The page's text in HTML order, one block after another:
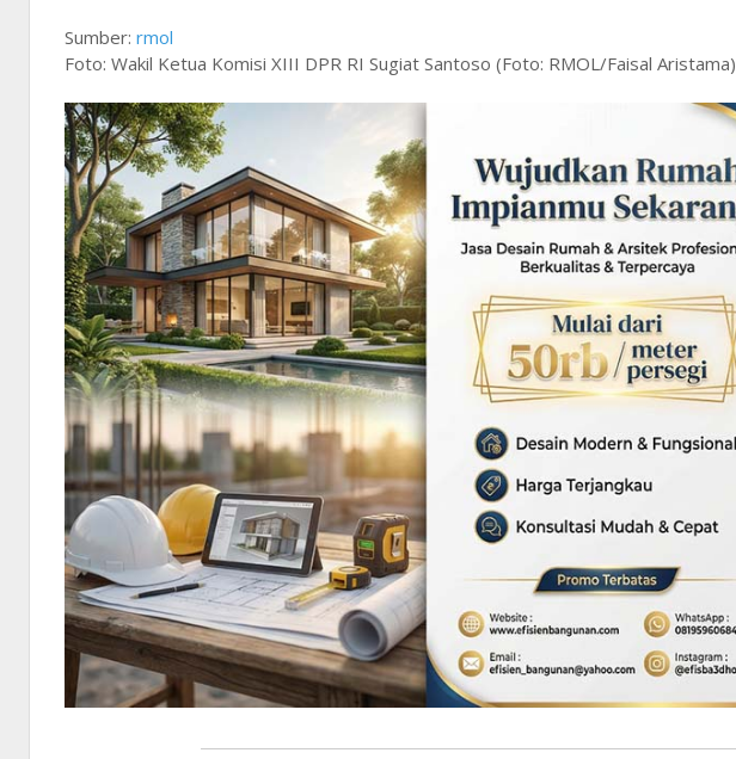
Sumber: rmol
Foto: Wakil Ketua Komisi XIII DPR RI Sugiat Santoso (Foto: RMOL/Faisal Aristama)